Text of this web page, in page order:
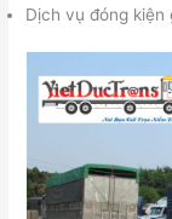
Dịch vụ đóng kiện